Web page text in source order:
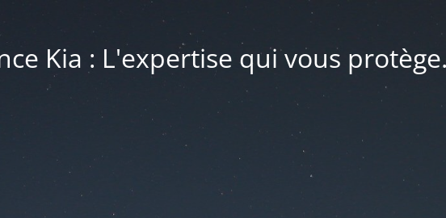
Kia : L'expertise qui vous protège.